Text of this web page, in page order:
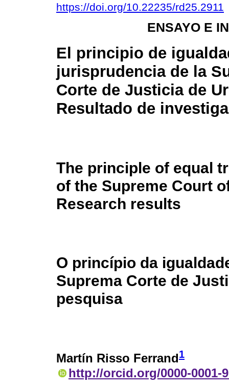
https://doi.org/10.22235/rd25.2911
ENSAYO E
El principio de
jurisprudencia de la
Corte de Justicia de
Resultado de
The principle of equal
of the Supreme Court
Research results
O princípio da
Suprema Corte de
pesquisa
Martín Risso Ferrand1
http://orcid.org/0000-0001-